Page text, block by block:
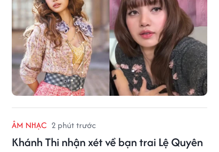
ÂM NHẠC 2 phút trước
Khánh Thi nhận xét về bạn trai Lệ Quyên